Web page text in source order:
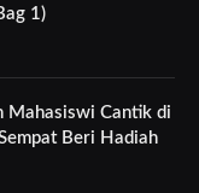
1)
Mahasiswi Cantik di
Beri Hadiah